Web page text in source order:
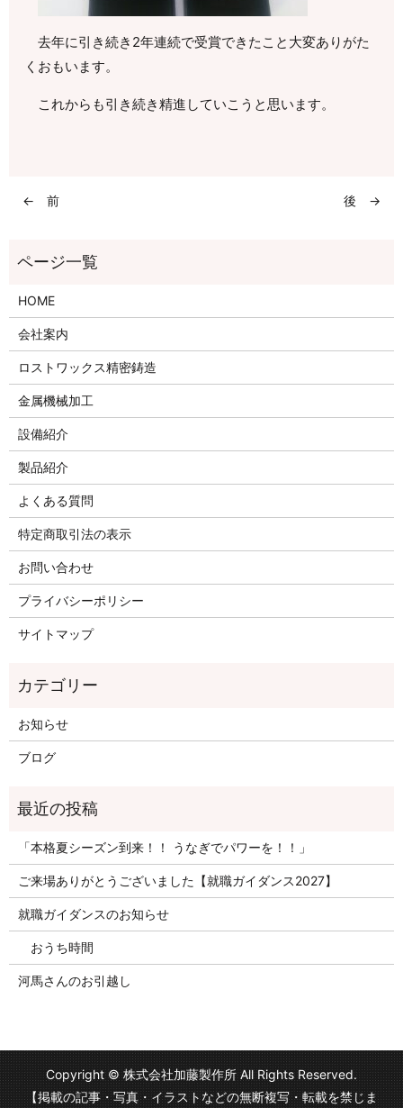
去年に引き続き2年連続で受賞できたこと大変ありがた
くおもいます。
これからも引き続き精進していこうと思います。
← 前 後 →
HOME
会社案内
ロストワックス精密鋳造
金属機械加工
設備紹介
製品紹介
よくある質問
特定商取引法の表示
お問い合わせ
プライバシーポリシー
サイトマップ
お知らせ
ブログ
「本格夏シーズン到来！！ うなぎでパワーを！！」
ご来場ありがとうございました【就職ガイダンス2027】
就職ガイダンスのお知らせ
おうち時間
河馬さんのお引越し
Copyright © 株式会社加藤製作所 All Rights Reserved.
【掲載の記事・写真・イラストなどの無断複写・転載を禁じま